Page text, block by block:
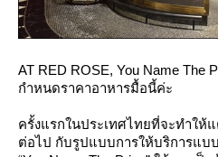
AT RED ROSE, You Name The
กำหนดราคาอาหารมื้อนี้ค่ะ
ครั้งแรกในประเทศไทยที่จะทำใ
ต่อไป กับรูปแบบการให้บริการแบบ